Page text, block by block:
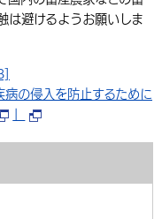
の方向け情報
施策
・食べる
イベント・祭り
広聴
は避けるようお願いしま
の侵入を防止するために